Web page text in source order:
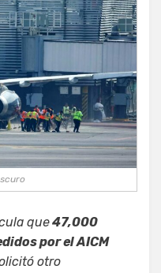
que47,000
por el AICM
otro